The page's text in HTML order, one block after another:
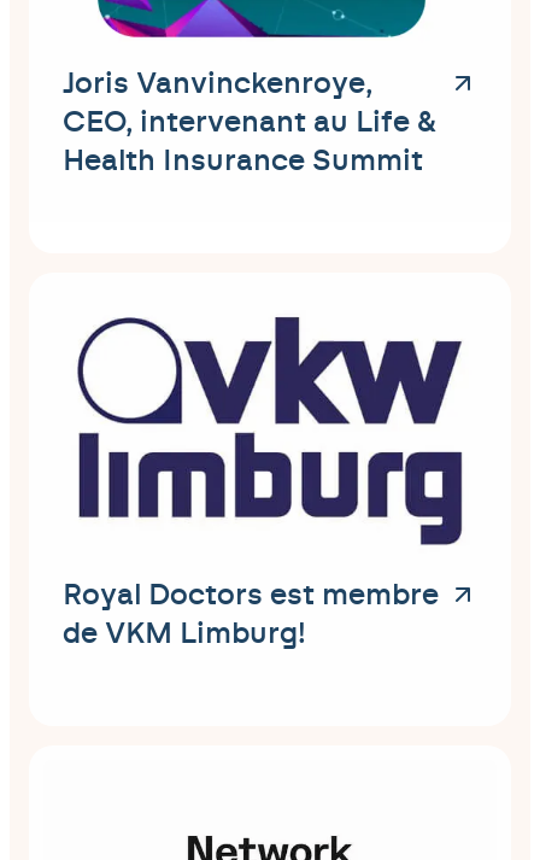
Joris Vanvinckenroye,
CEO, intervenant au Life &
Health Insurance Summit
Royal Doctors est membre
de VKM Limburg!